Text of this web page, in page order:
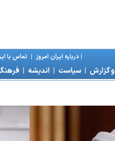
|درباره ايران امروز | تماس با
گزارش | سياست | انديشه |